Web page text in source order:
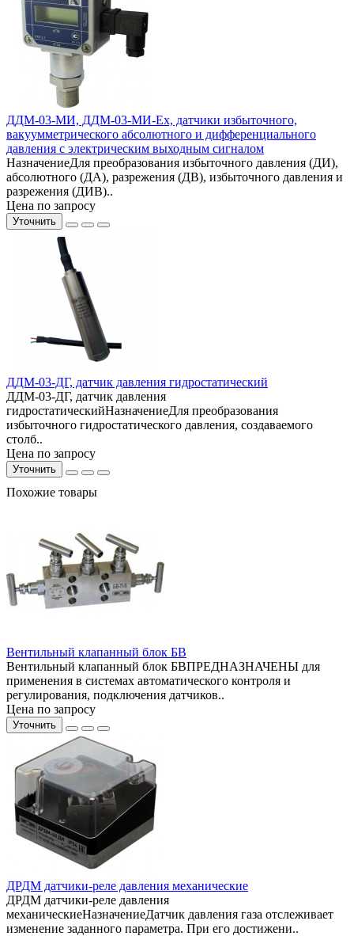
ДДМ-03-МИ, ДДМ-03-МИ-Ех, датчики избыточного,
вакуумметрического абсолютного и дифференциального
давления с электрическим выходным сигналом
НазначениеДля преобразования избыточного давления (ДИ),
абсолютного (ДА), разрежения (ДВ), избыточного давления и
разрежения (ДИВ)..
Цена по запросу
Уточнить
ДДМ-03-ДГ, датчик давления гидростатический
ДДМ-03-ДГ, датчик давления
гидростатическийНазначениеДля преобразования
избыточного гидростатического давления, создаваемого
столб..
Цена по запросу
Уточнить
Похожие товары
Вентильный клапанный блок БВ
Вентильный клапанный блок БВПРЕДНАЗНАЧЕНЫ для
применения в системах автоматического контроля и
регулирования, подключения датчиков..
Цена по запросу
Уточнить
ДРДМ датчики-реле давления механические
ДРДМ датчики-реле давления
механическиеНазначениеДатчик давления газа отслеживает
изменение заданного параметра. При его достижени..